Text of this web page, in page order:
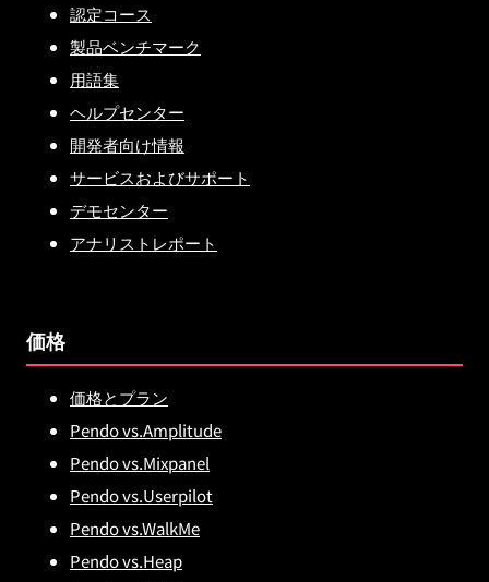
認定コース
製品ベンチマーク
用語集
ヘルプセンター
開発者向け情報
サービスおよびサポート
デモセンター
アナリストレポート
価格
価格とプラン
Pendo vs.Amplitude
Pendo vs.Mixpanel
Pendo vs.Userpilot
Pendo vs.WalkMe
Pendo vs.Heap